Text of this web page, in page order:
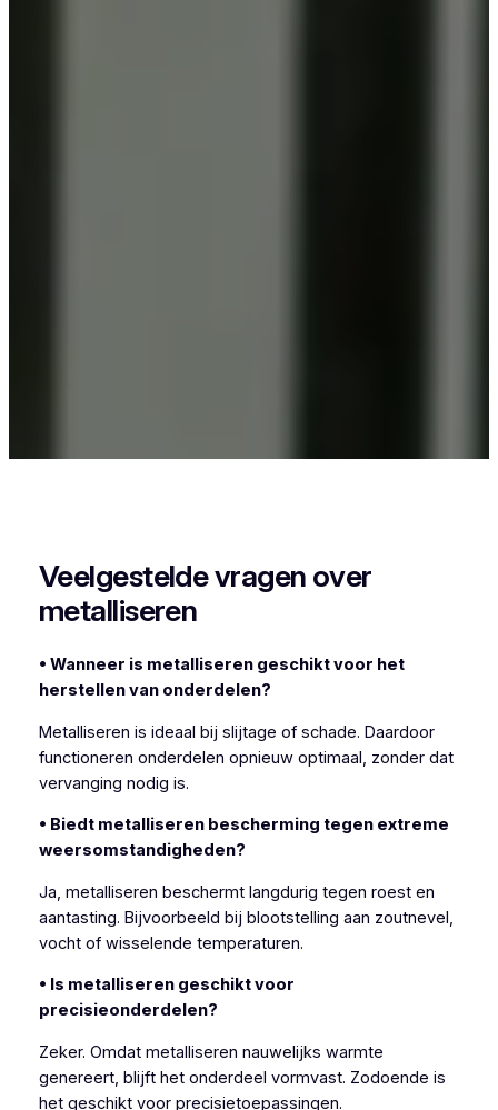
Veelgestelde vragen over
metalliseren
• Wanneer is metalliseren geschikt voor het
herstellen van onderdelen?
Metalliseren is ideaal bij slijtage of schade. Daardoor
functioneren onderdelen opnieuw optimaal, zonder dat
vervanging nodig is.
• Biedt metalliseren bescherming tegen extreme
weersomstandigheden?
Ja, metalliseren beschermt langdurig tegen roest en
aantasting. Bijvoorbeeld bij blootstelling aan zoutnevel,
vocht of wisselende temperaturen.
• Is metalliseren geschikt voor
precisieonderdelen?
Zeker. Omdat metalliseren nauwelijks warmte
genereert, blijft het onderdeel vormvast. Zodoende is
het geschikt voor precisietoepassingen.